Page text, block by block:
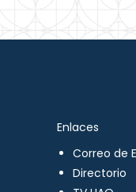
Enlaces
Correo de
Directorio